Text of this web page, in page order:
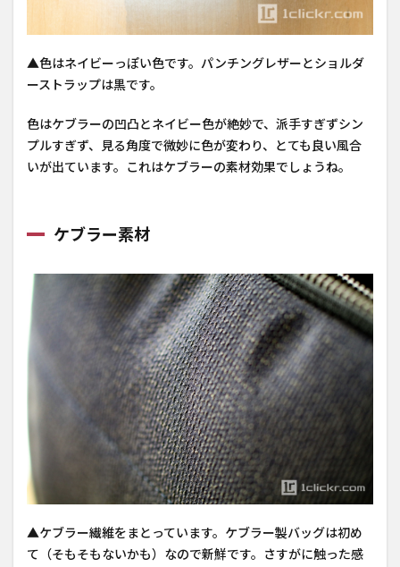
▲色はネイビーっぽい色です。パンチングレザーとショルダ
ーストラップは黒です。
色はケブラーの凹凸とネイビー色が絶妙で、派手すぎずシン
プルすぎず、見る角度で微妙に色が変わり、とても良い風合
いが出ています。これはケブラーの素材効果でしょうね。
ケブラー素材
▲ケブラー繊維をまとっています。ケブラー製バッグは初め
て（そもそもないかも）なので新鮮です。さすがに触った感